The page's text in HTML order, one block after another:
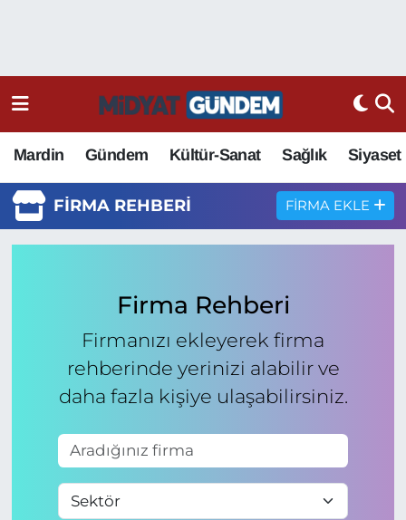
Mardin Gündem Kültür-Sanat Sağlık Siyaset
FIRMA REHBERI FIRMA EKLE
Firma Rehberi
Firmanızı ekleyerek firma
rehberinde yerinizi alabilir ve
daha fazla kişiye ulaşabilirsiniz.